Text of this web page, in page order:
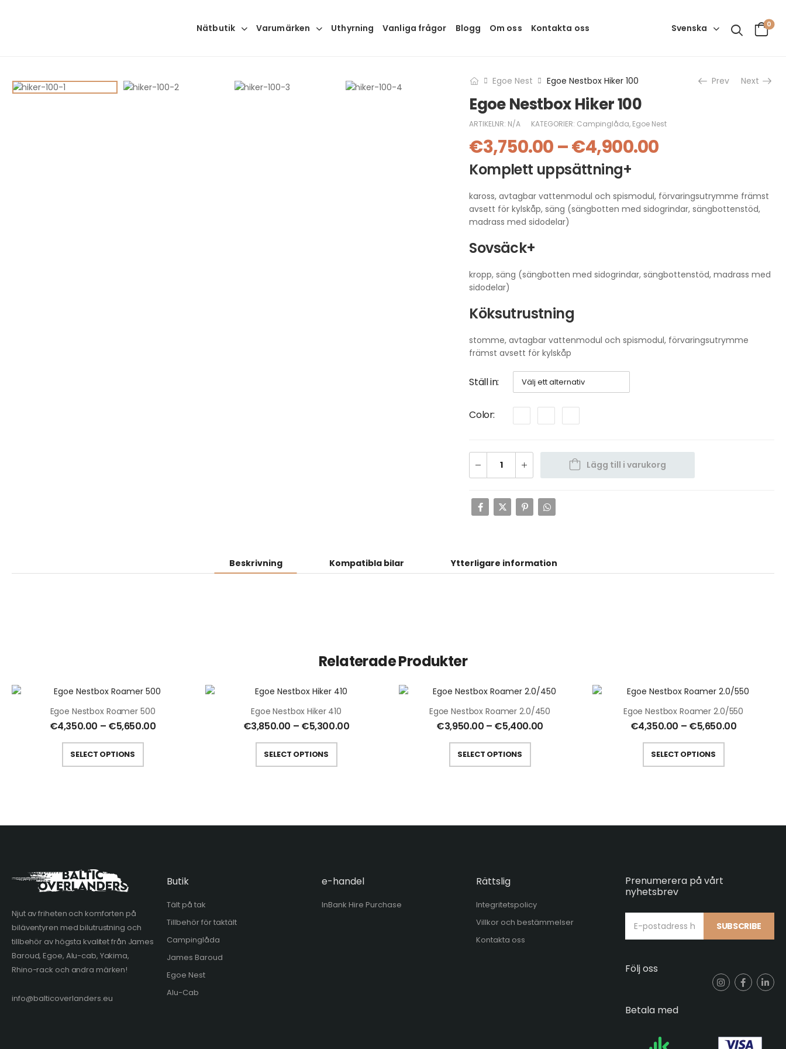
Nätbutik Varumärken Uthyrning Vanliga frågor Blogg Om oss Kontakta oss Svenska 0
Egoe Nest Egoe Nestbox Hiker 100 Prev Next
Egoe Nestbox Hiker 100
ARTIKELNR: N/A KATEGORIER: Campinglåda, Egoe Nest
€3,750.00–€4,900.00
Komplett uppsättning+
kaross, avtagbar vattenmodul och spismodul, förvaringsutrymme främst
avsett för kylskåp, säng (sängbotten med sidogrindar, sängbottenstöd,
madrass med sidodelar)
Sovsäck+
kropp, säng (sängbotten med sidogrindar, sängbottenstöd, madrass med
sidodelar)
Köksutrustning
stomme, avtagbar vattenmodul och spismodul, förvaringsutrymme
främst avsett för kylskåp
Ställ in
Color
Lägg till i varukorg
Beskrivning Kompatibla bilar Ytterligare information
Relaterade Produkter
Egoe Nestbox Roamer 500
€4,350.00 – €5,650.00
SELECT OPTIONS
Egoe Nestbox Hiker 410
€3,850.00 – €5,300.00
SELECT OPTIONS
Egoe Nestbox Roamer 2.0/450
€3,950.00 – €5,400.00
SELECT OPTIONS
Egoe Nestbox Roamer 2.0/550
€4,350.00 – €5,650.00
SELECT OPTIONS
Njut av friheten och komforten på
biläventyren med bilutrustning och
tillbehör av högsta kvalitet från James
Baroud, Egoe, Alu-cab, Yakima,
Rhino-rack och andra märken!
info@balticoverlanders.eu
Butik
Tält på tak
Tillbehör för taktält
Campinglåda
James Baroud
Egoe Nest
Alu-Cab
e-handel
InBank Hire Purchase
Rättslig
Integritetspolicy
Villkor och bestämmelser
Kontakta oss
Prenumerera på vårt
nyhetsbrev
SUBSCRIBE
Följ oss
Betala med